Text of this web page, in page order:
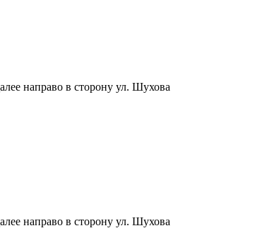
направо в сторону ул. Шухова
направо в сторону ул. Шухова